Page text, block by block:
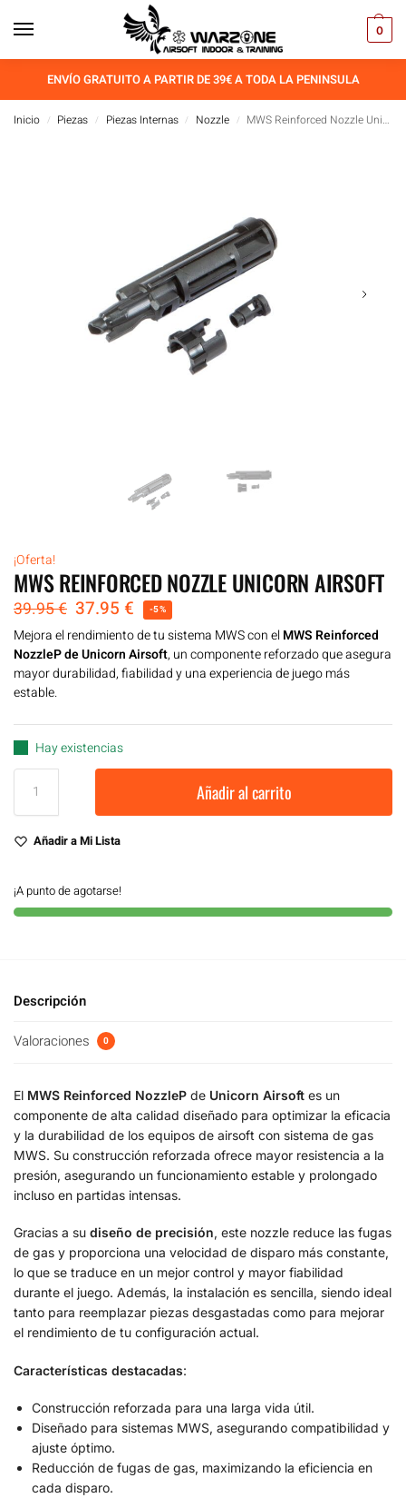
0
ENVÍO GRATUITO A PARTIR DE 39€ A TODA LA PENINSULA
Inicio / Piezas / Piezas Internas / Nozzle / MWS Reinforced Nozzle Unicorn Airsoft
¡Oferta!
MWS REINFORCED NOZZLE UNICORN AIRSOFT
39.95€ 37.95 € -5%
Mejora el rendimiento de tu sistema MWS con el MWS Reinforced
NozzleP de Unicorn Airsoft, un componente reforzado que asegura
mayor durabilidad, fiabilidad y una experiencia de juego más
estable.
Hay existencias
Añadir al carrito
Añadir a Mi Lista
¡A punto de agotarse!
Descripción
Valoraciones 0
El MWS Reinforced NozzleP de Unicorn Airsoft es un
componente de alta calidad diseñado para optimizar la eficacia
y la durabilidad de los equipos de airsoft con sistema de gas
MWS. Su construcción reforzada ofrece mayor resistencia a la
presión, asegurando un funcionamiento estable y prolongado
incluso en partidas intensas.
Gracias a su diseño de precisión, este nozzle reduce las fugas
de gas y proporciona una velocidad de disparo más constante,
lo que se traduce en un mejor control y mayor fiabilidad
durante el juego. Además, la instalación es sencilla, siendo ideal
tanto para reemplazar piezas desgastadas como para mejorar
el rendimiento de tu configuración actual.
Características destacadas:
Construcción reforzada para una larga vida útil.
Diseñado para sistemas MWS, asegurando compatibilidad y
ajuste óptimo.
Reducción de fugas de gas, maximizando la eficiencia en
cada disparo.